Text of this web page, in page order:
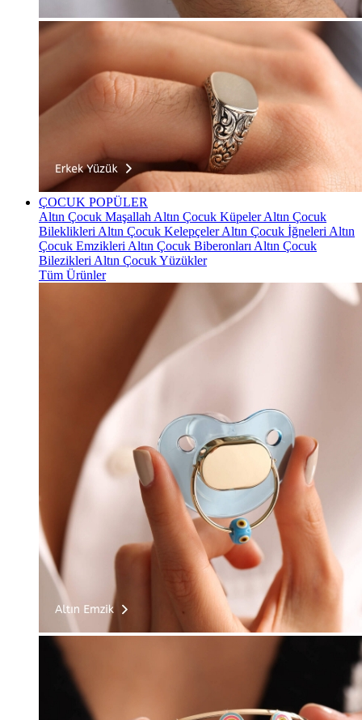
ÇOCUK POPÜLER
Altın Çocuk Maşallah Altın Çocuk KüpelerAltın Çocuk
Bileklikleri Altın Çocuk KelepçelerAltın Çocuk İğneleri Altın
Çocuk Emzikleri Altın Çocuk Biberonları Altın Çocuk
Bilezikleri Altın Çocuk Yüzükler
Tüm Ürünler